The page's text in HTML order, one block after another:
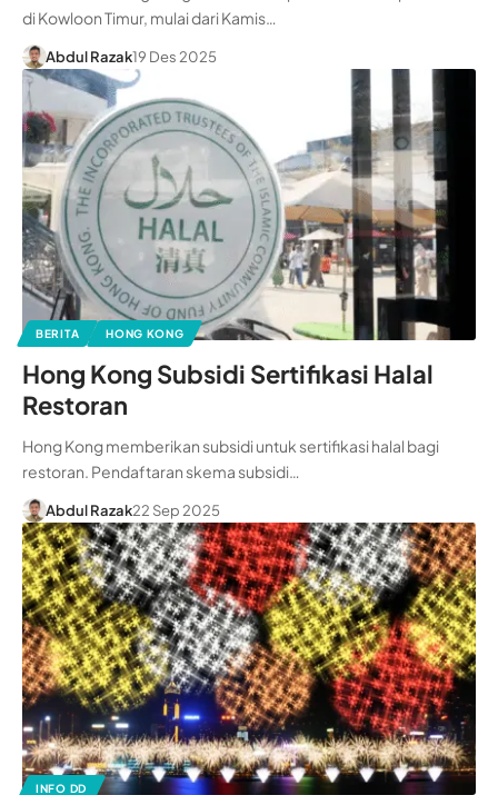
di Kowloon Timur, mulai dari Kamis…
Abdul Razak19 Des 2025
BERITA HONG KONG
Hong Kong Subsidi Sertifikasi Halal
Restoran
Hong Kong memberikan subsidi untuk sertifikasi halal bagi
restoran. Pendaftaran skema subsidi…
Abdul Razak22 Sep 2025
INFO DD